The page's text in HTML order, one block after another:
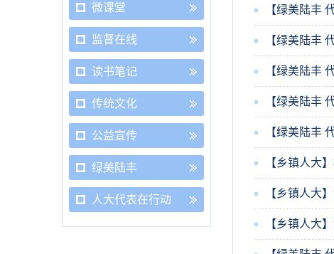
微课堂
监督在线
读书笔记
传统文化
公益宣传
绿美陆丰
人大代表在行动
【绿美陆丰
【绿美陆丰
【绿美陆丰
【绿美陆丰
【绿美陆丰
【乡镇人大
【乡镇人大
【乡镇人大